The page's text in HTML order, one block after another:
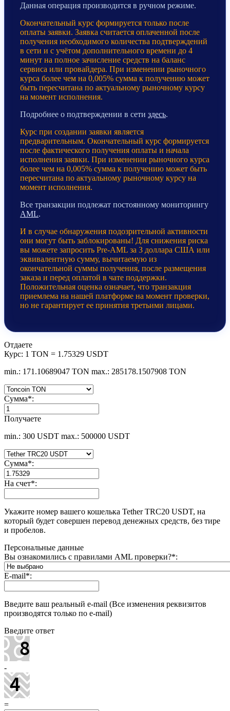
Данная операция производится в ручном режиме.
Окончательный курс формируется только после
оплаты заявки. Заявка считается оплаченной после
получения необходимого количества подтверждений
в сети и с учётом дополнительного времени до 4
минут на полное зачисление средств на баланс
сервиса или провайдера. При изменении рыночного
курса более чем на 0,005% сумма к получению может
быть пересчитана по актуальному рыночному курсу
на момент исполнения.
Подробнее о подтверждении в сети здесь.
Курс при создании заявки является
предварительным. Окончательный курс формируется
после фактического получения оплаты и начала
исполнения заявки. При изменении рыночного курса
более чем на 0,005% сумма к получению может быть
пересчитана по актуальному рыночному курсу на
момент исполнения.
Все транзакции подлежат постоянному мониторингу
AML.
И в случае обнаружения подозрительной активности
они могут быть заблокированы! Для снижения риска
вы можете запросить Pre-AML за 3 доллара США или
эквивалентную сумму, вычитаемую из
окончательной суммы получения, после размещения
заказа и перед оплатой в чате поддержки.
Положительная оценка означает, что транзакция
приемлема на нашей платформе на момент проверки,
но не гарантирует ее принятия третьими лицами.
Отдаете
Курс: 1 TON = 1.75329 USDT
min.: 171.10689047 TON max.: 285178.1507908 TON
Сумма*:
Получаете
min.: 300 USDT max.: 500000 USDT
Сумма*:
На счет*:
Укажите номер вашего кошелька Tether TRC20 USDT, на
который будет совершен перевод денежных средств, без тире
и пробелов.
Персональные данные
Вы ознакомились с правилами AML проверки?*:
E-mail*:
Введите ваш реальный e-mail (Все изменения реквизитов
производятся только по e-mail)
Введите ответ
-
=